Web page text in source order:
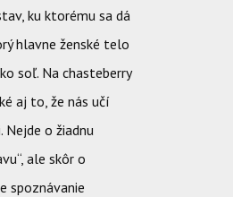
ku ktorému sa dá
hlavne ženské telo
soľ. Na chasteberry
aj to, že nás učí
o žiadnu
ale skôr o
spoznávanie